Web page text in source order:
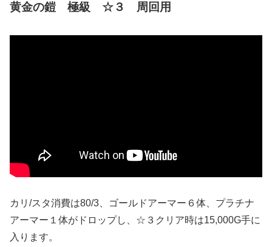
黄金の鎧 極級 ☆３ 周回用
カリ/スタ消費は80/3、ゴールドアーマー６体、プラチナ
アーマー１体がドロップし、☆３クリア時は15,000G手に
入ります。